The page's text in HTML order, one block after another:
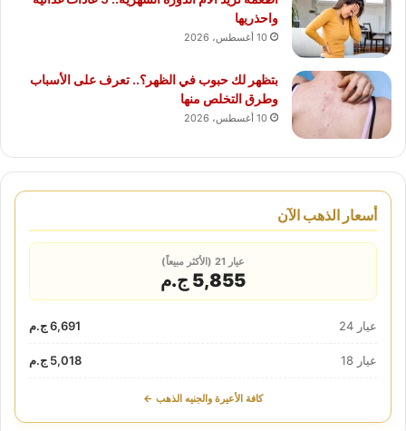
واحذريها
10 أغسطس، 2026
بتظهر لك حبوب في الظهر؟.. تعرف على الأسباب
وطرق التخلص منها
10 أغسطس، 2026
أسعار الذهب الآن
عيار 21 (الأكثر مبيعاً)
5,855 ج.م
عيار 24 6,691 ج.م
عيار 18 5,018 ج.م
كافة الأعيرة والجنيه الذهب ←